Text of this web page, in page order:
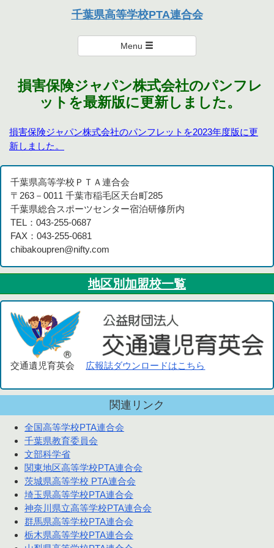
千葉県高等学校PTA連合会
本連合会は、個々を尊重し楽しく支え・励まし合い、達成感のある
す。
千葉県高等学校PTA連合会
Menu
損害保険ジャパン株式会社のパンフレ
ットを最新版に更新しました。
損害保険ジャパン株式会社のパンフレットを2023年度版に更
新しました。
千葉県高等学校ＰＴＡ連合会
〒263－0011 千葉市稲毛区天台町285
千葉県総合スポーツセンター宿泊研修所内
TEL：043-255-0687
FAX：043-255-0681
chibakoupren@nifty.com
地区別加盟校一覧
交通遺児育英会 広報誌ダウンロードはこちら
関連リンク
全国高等学校PTA連合会
千葉県教育委員会
文部科学省
関東地区高等学校PTA連合会
茨城県高等学校 PTA連合会
埼玉県高等学校PTA連合会
神奈川県立高等学校PTA連合会
群馬県高等学校PTA連合会
栃木県高等学校PTA連合会